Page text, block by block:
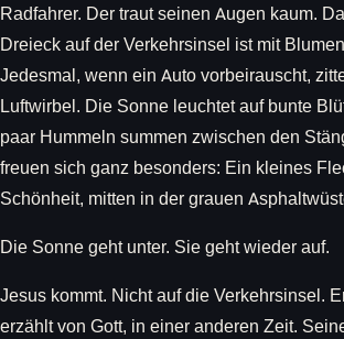
Radfahrer. Der traut seinen Augen kaum.
Dreieck auf der Verkehrsinsel ist mit
Jedesmal, wenn ein Auto vorbeirauscht,
Luftwirbel. Die Sonne leuchtet auf bunte
paar Hummeln summen zwischen den
freuen sich ganz besonders: Ein kleines
Schönheit, mitten in der grauen
Die Sonne geht unter. Sie geht wieder auf.
Jesus kommt. Nicht auf die Verkehrsinsel.
erzählt von Gott, in einer anderen Zeit.